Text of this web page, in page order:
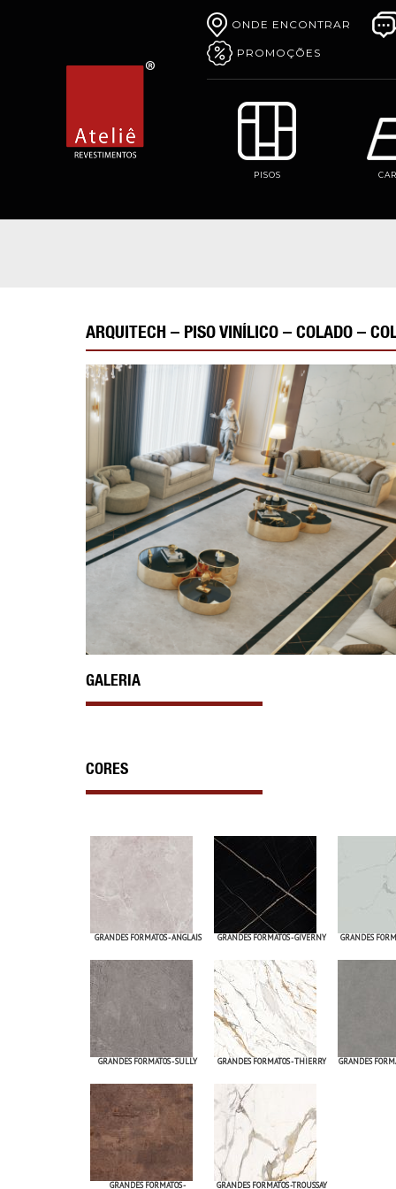
ONDE ENCONTRAR
PROMOÇÕES
PISOS
ARQUITECH – PISO VINÍLICO – COLADO –
GALERIA
CORES
GRANDES FORMATOS - ANGLAIS GRANDES FORMATOS - GIVERNY GRANDES
GRANDES FORMATOS - SULLY GRANDES FORMATOS - THIERRY GRANDES
GRANDES FORMATOS -
GRANDES FORMATOS -TROUSSAY